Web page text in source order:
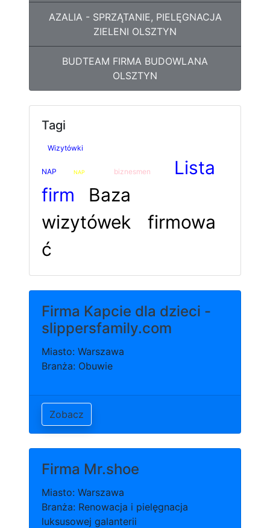
AZALIA - SPRZĄTANIE, PIELĘGNACJA
ZIELENI OLSZTYN
BUDTEAM FIRMA BUDOWLANA
OLSZTYN
Tagi
Wizytówki
NAP NAP biznesmen
Lista
firm
Baza
wizytówek
firmowa
ć
Firma Kapcie dla dzieci -
slippersfamily.com
Miasto: Warszawa
Branża: Obuwie
Zobacz
Firma Mr.shoe
Miasto: Warszawa
Branża: Renowacja i pielęgnacja
luksusowej galanterii